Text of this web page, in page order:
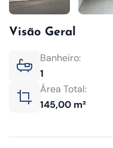
Visão Geral
Banheiro:
1
Área Total:
145,00 m²